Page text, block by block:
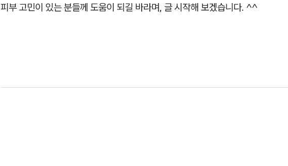
피부 고민이 있는 분들께 도움이 되길 바라며, 글 시작해 보겠습니다. ^^